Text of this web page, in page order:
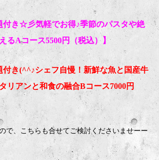
付き☆彡気軽でお得♪季節のパスタや絶
るAコース5500円（税込）】
付き(^^♪シェフ自慢！新鮮な魚と国産牛
リアンと和食の融合Bコース7000円
で、こちらも合せてご検討くださいませーー